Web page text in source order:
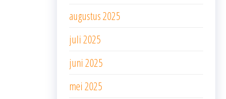
augustus 2025
juli 2025
juni 2025
mei 2025